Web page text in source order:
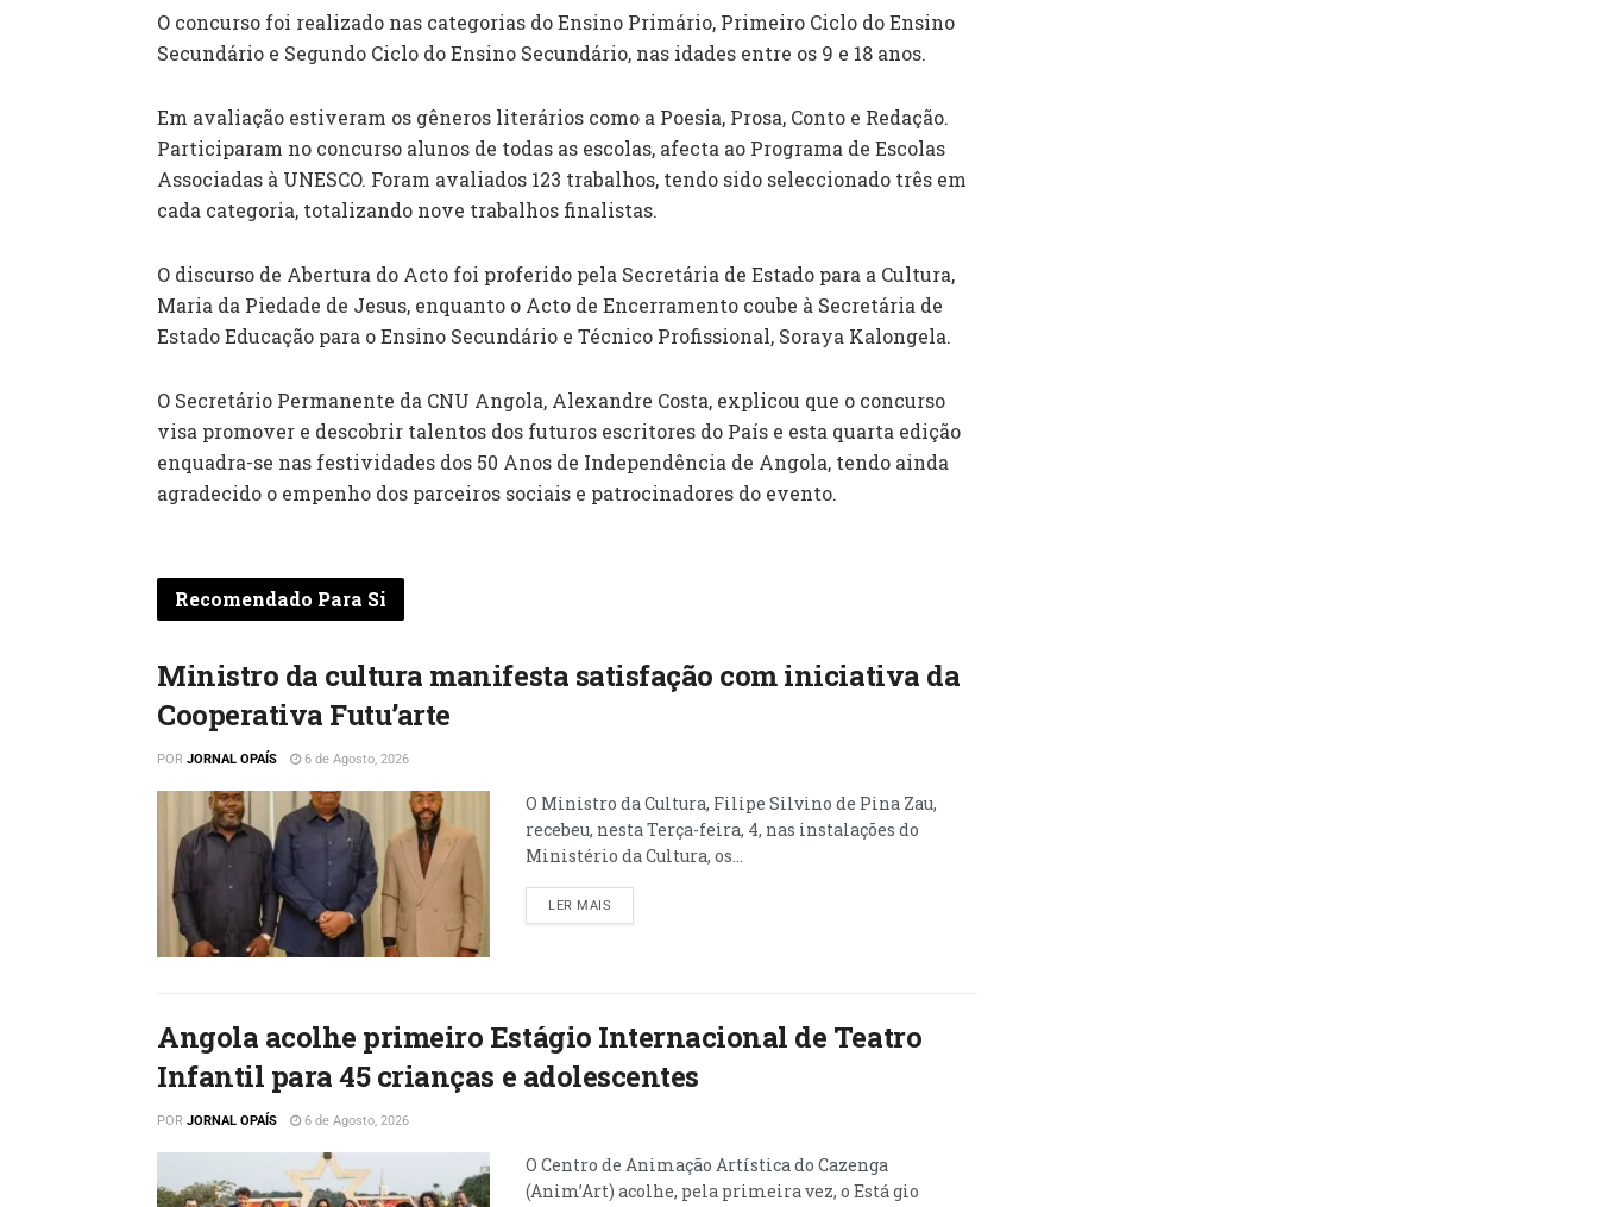
O concurso foi realizado nas categorias do Ensino Primário, Primeiro Ciclo do Ensino
Secundário e Segundo Ciclo do Ensino Secundário, nas idades entre os 9 e 18 anos.
Em avaliação estiveram os gêneros literários como a Poesia, Prosa, Conto e Redação.
Participaram no concurso alunos de todas as escolas, afecta ao Programa de Escolas
Associadas à UNESCO. Foram avaliados 123 trabalhos, tendo sido seleccionado três em
cada categoria, totalizando nove trabalhos finalistas.
O discurso de Abertura do Acto foi proferido pela Secretária de Estado para a Cultura,
Maria da Piedade de Jesus, enquanto o Acto de Encerramento coube à Secretária de
Estado Educação para o Ensino Secundário e Técnico Profissional, Soraya Kalongela.
O Secretário Permanente da CNU Angola, Alexandre Costa, explicou que o concurso
visa promover e descobrir talentos dos futuros escritores do País e esta quarta edição
enquadra-se nas festividades dos 50 Anos de Independência de Angola, tendo ainda
agradecido o empenho dos parceiros sociais e patrocinadores do evento.
Recomendado Para Si
Ministro da cultura manifesta satisfação com iniciativa da
Cooperativa Futu’arte
POR JORNAL OPAÍS 6 de Agosto, 2026
O Ministro da Cultura, Filipe Silvino de Pina Zau,
recebeu, nesta Terça-feira, 4, nas instalações do
Ministério da Cultura, os...
LER MAIS
Angola acolhe primeiro Estágio Internacional de Teatro
Infantil para 45 crianças e adolescentes
POR JORNAL OPAÍS 6 de Agosto, 2026
O Centro de Animação Artística do Cazenga
(Anim’Art) acolhe, pela primeira vez, o Está gio